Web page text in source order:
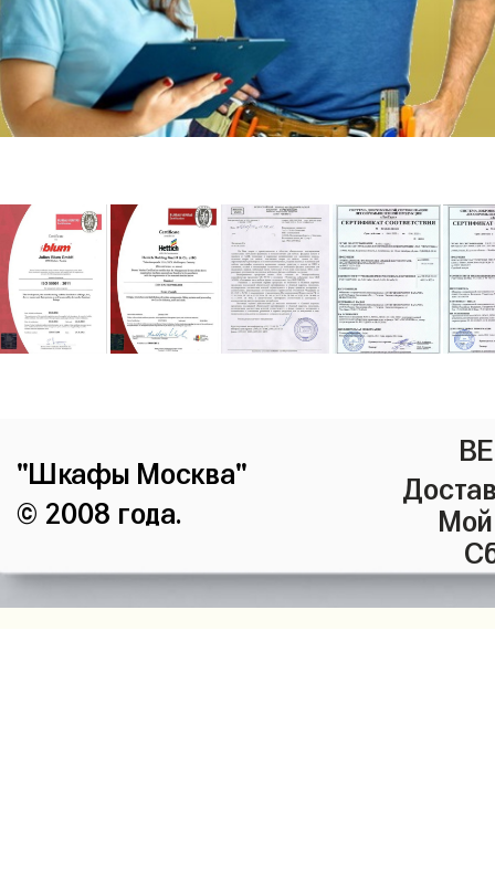
"Шкафы Москва"
© 2008 года.